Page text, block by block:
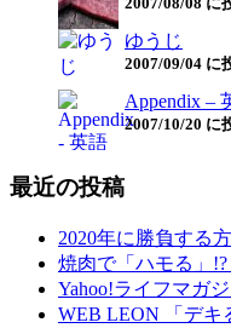
ゆうじ
2007/09/04 に
Appendix –
2007/10/20 に
最近の投稿
2020年に勝負する
焼肉で「ハモる」
Yahoo!ライフマガ
WEB LEON 「デキ